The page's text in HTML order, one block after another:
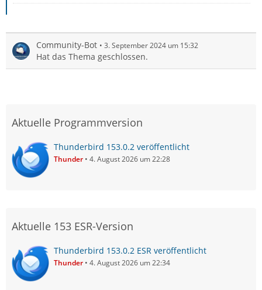
Community-Bot 3. September 2024 um 15:32
Hat das Thema geschlossen.
Aktuelle Programmversion
Thunderbird 153.0.2 veröffentlicht
Thunder 4. August 2026 um 22:28
Aktuelle 153 ESR-Version
Thunderbird 153.0.2 ESR veröffentlicht
Thunder 4. August 2026 um 22:34